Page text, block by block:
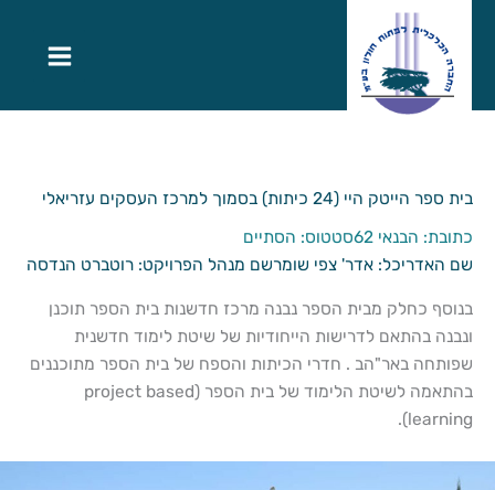
בית ספר הייטק היי (24 כיתות) בסמוך למרכז העסקים עזריאלי
כתובת: הבנאי 62
סטטוס: הסתיים
שם האדריכל: אדר' צפי שומרשם מנהל הפרויקט: רוטברט הנדסה
בנוסף כחלק מבית הספר נבנה מרכז חדשנות בית הספר תוכנן
ונבנה בהתאם לדרישות הייחודיות של שיטת לימוד חדשנית
שפותחה באר"הב . חדרי הכיתות והספח של בית הספר מתוכננים
בהתאמה לשיטת הלימוד של בית הספר (project based
learning).